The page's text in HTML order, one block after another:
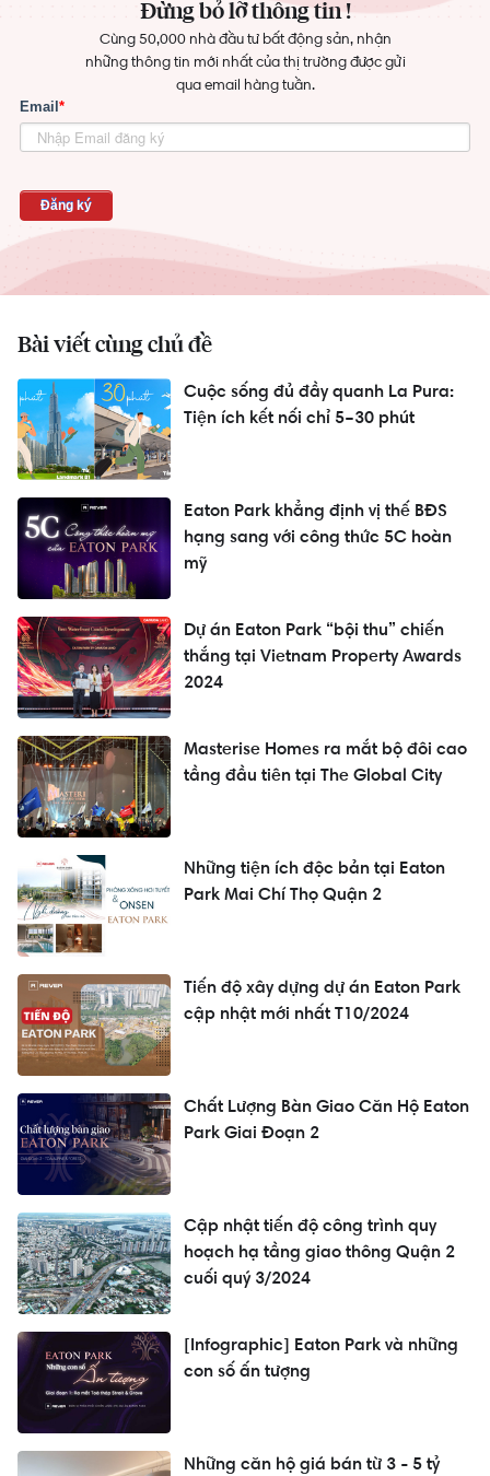
Bài viết cùng chủ đề
Cuộc sống đủ đầy quanh La Pura:
Tiện ích kết nối chỉ 5–30 phút
Eaton Park khẳng định vị thế BĐS
hạng sang với công thức 5C hoàn
mỹ
Dự án Eaton Park “bội thu” chiến
thắng tại Vietnam Property Awards
2024
Masterise Homes ra mắt bộ đôi cao
tầng đầu tiên tại The Global City
Những tiện ích độc bản tại Eaton
Park Mai Chí Thọ Quận 2
Tiến độ xây dựng dự án Eaton Park
cập nhật mới nhất T10/2024
Chất Lượng Bàn Giao Căn Hộ Eaton
Park Giai Đoạn 2
Cập nhật tiến độ công trình quy
hoạch hạ tầng giao thông Quận 2
cuối quý 3/2024
[Infographic] Eaton Park và những
con số ấn tượng
Những căn hộ giá bán từ 3 - 5 tỷ
Đừng bỏ lỡ thông tin !
Cùng 50,000 nhà đầu tư bất động sản, nhận
những thông tin mới nhất của thị trường được gửi
qua email hàng tuần.